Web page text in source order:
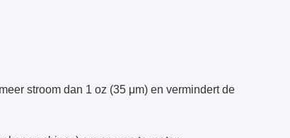
stroom dan 1 oz (35 μm) en vermindert de